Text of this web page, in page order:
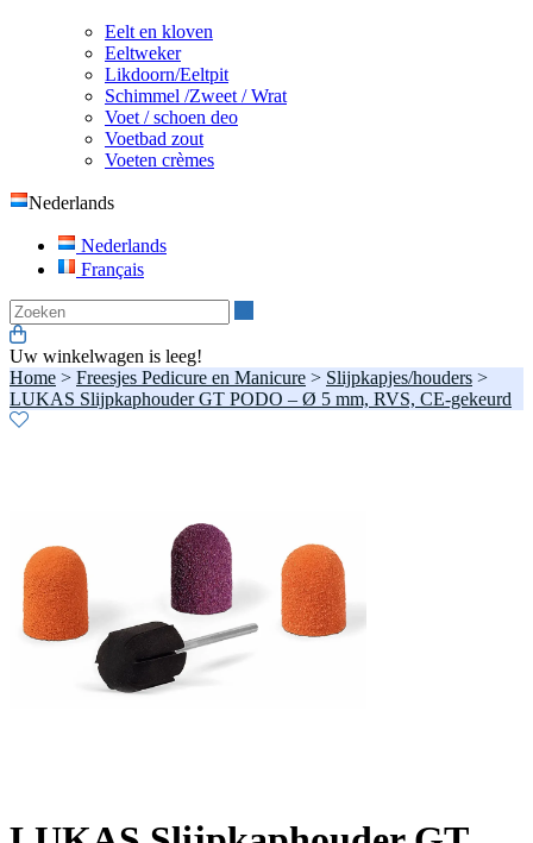
Eelt en kloven
Eeltweker
Likdoorn/Eeltpit
Schimmel /Zweet / Wrat
Voet / schoen deo
Voetbad zout
Voeten crèmes
Nederlands
Nederlands
Français
Uw winkelwagen is leeg!
Home > Freesjes Pedicure en Manicure > Slijpkapjes/houders >
LUKAS Slijpkaphouder GT PODO – Ø 5 mm, RVS, CE-gekeurd